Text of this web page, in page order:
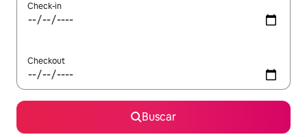
Check-in
Checkout
Buscar